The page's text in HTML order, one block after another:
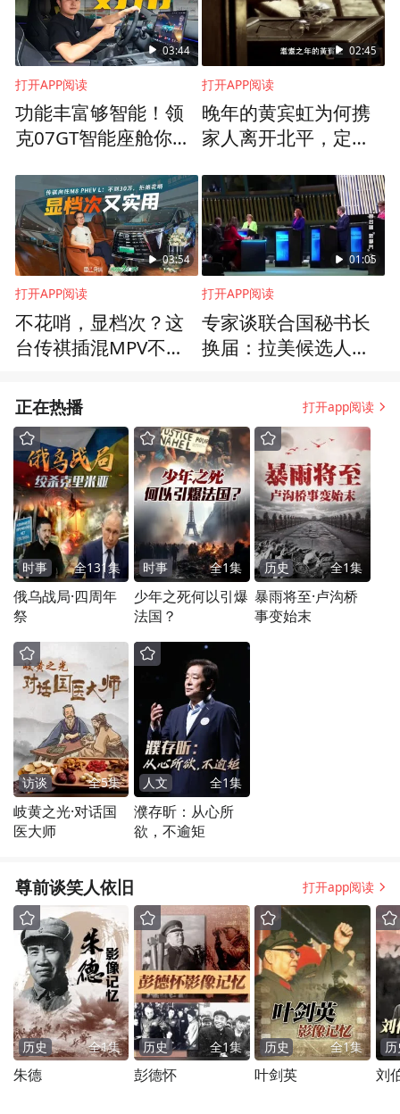
03:44
打开APP阅读
功能丰富够智能！领
克07GT智能座舱你觉
02:45
打开APP阅读
晚年的黄宾虹为何携
家人离开北平，定居
03:54
打开APP阅读
不花哨，显档次？这
台传祺插混MPV不到3
01:05
打开APP阅读
专家谈联合国秘书长
换届：拉美候选人很
正在热播 打开app阅读
时事 全131集
俄乌战局·四周年
祭
时事 全1集
少年之死何以引爆
法国？
历史 全1集
暴雨将至·卢沟桥
事变始末
访谈 全5集
岐黄之光·对话国
医大师
人文 全1集
濮存昕：从心所
欲，不逾矩
尊前谈笑人依旧 打开app阅读
历史 全1集
朱德
历史 全1集
彭德怀
历史 全1集
叶剑英 刘